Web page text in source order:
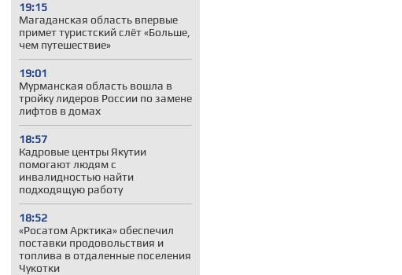
19:15
Магаданская область впервые
примет туристский слёт «Больше,
чем путешествие»
19:01
Мурманская область вошла в
тройку лидеров России по замене
лифтов в домах
18:57
Кадровые центры Якутии
помогают людям с
инвалидностью найти
подходящую работу
18:52
«Росатом Арктика» обеспечил
поставки продовольствия и
топлива в отдаленные поселения
Чукотки